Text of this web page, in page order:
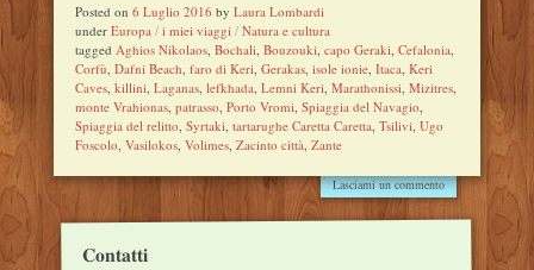
Posted on 6 Luglio 2016 by Laura Lombardi
under Europa / i miei viaggi / Natura e cultura
tagged Aghios Nikolaos, Bochali Bouzouki capo Geraki Cefalonia
Corfù Dafni Beach faro di Keri Gerakas, isole ionie, Itaca Keri
Caves, killini Laganas, lefkhada Lemni Keri Marathonissi Mizitres,
monte Vrahionas, patrasso Porto Vromi Spiaggia del Navagio
Spiaggia del relitto Syrtaki tartarughe Caretta Caretta Tsilivi Ugo
Foscolo Vasilokos, Volimes, Zacinto città Zante
Lasciami un commento
Contatti